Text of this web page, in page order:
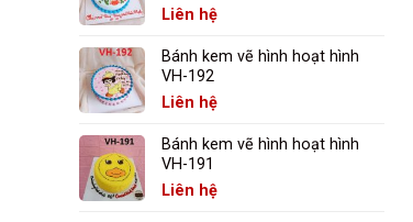
Liên hệ
Bánh kem vẽ hình hoạt hình
VH-192
Liên hệ
Bánh kem vẽ hình hoạt hình
VH-191
Liên hệ